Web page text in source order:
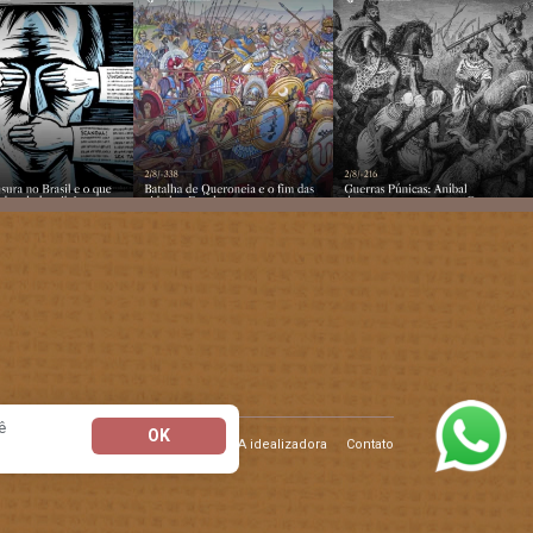
OK
Sobre o Blog A idealizadora Contato